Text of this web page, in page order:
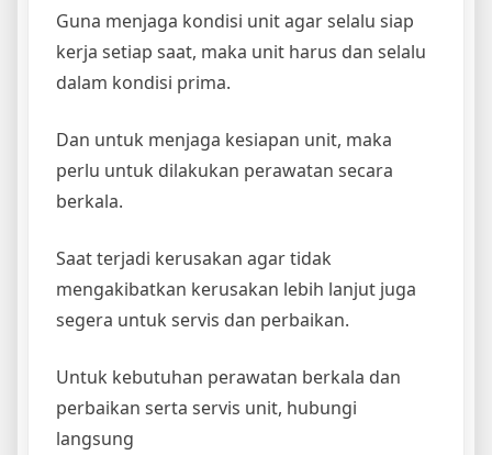
Guna menjaga kondisi unit agar selalu siap
kerja setiap saat, maka unit harus dan selalu
dalam kondisi prima.
Dan untuk menjaga kesiapan unit, maka
perlu untuk dilakukan perawatan secara
berkala.
Saat terjadi kerusakan agar tidak
mengakibatkan kerusakan lebih lanjut juga
segera untuk servis dan perbaikan.
Untuk kebutuhan perawatan berkala dan
perbaikan serta servis unit, hubungi
langsung